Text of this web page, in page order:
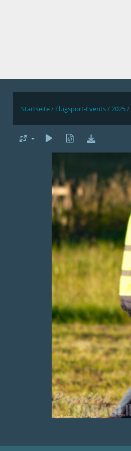
Startseite/ Flugsport-Events/2025/